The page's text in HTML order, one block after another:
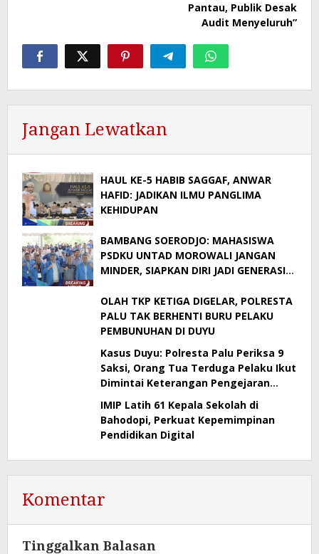
Pantau, Publik Desak
Audit Menyeluruh”
Jangan Lewatkan
HAUL KE-5 HABIB SAGGAF, ANWAR
HAFID: JADIKAN ILMU PANGLIMA
KEHIDUPAN
BAMBANG SOERODJO: MAHASISWA
PSDKU UNTAD MOROWALI JANGAN
MINDER, SIAPKAN DIRI JADI GENERASI
OLAH TKP KETIGA DIGELAR, POLRESTA
PALU TAK BERHENTI BURU PELAKU
PEMBUNUHAN DI DUYU
Kasus Duyu: Polresta Palu Periksa 9
Saksi, Orang Tua Terduga Pelaku Ikut
Dimintai Keterangan Pengejaran
Masih Berlangsung
IMIP Latih 61 Kepala Sekolah di
Bahodopi, Perkuat Kepemimpinan
Pendidikan Digital
Komentar
Tinggalkan Balasan